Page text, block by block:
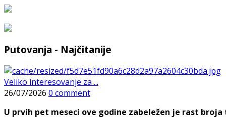
Putovanja - Najčitanije
Veliko interesovanje za ...
26/07/2026 0 comment
U prvih pet meseci ove godine zabeležen je rast